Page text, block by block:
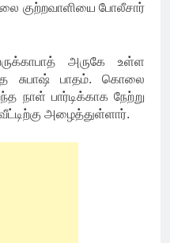
குற்றவாளியை போலீசார்
அருகே உள்ள
சுபாஷ் பாதம். கொலை
நாள் பார்டிக்காக நேற்று
அழைத்துள்ளார்.